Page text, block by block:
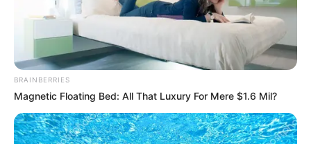
Foto archivo
Por:Luz Marina Arango Bolívar
Julio 10, 2020
BRAINBERRIES
Magnetic Floating Bed: All That Luxury For Mere $1.6 Mil?